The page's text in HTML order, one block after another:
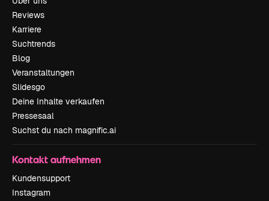
Reviews
Karriere
Suchtrends
Blog
Veranstaltungen
Slidesgo
Deine Inhalte verkaufen
Pressesaal
Suchst du nach magnific.ai
Kontakt aufnehmen
Kundensupport
Instagram